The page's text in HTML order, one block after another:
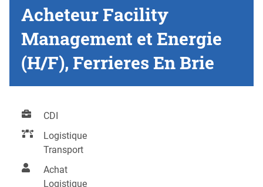
Acheteur Facility
Management et Energie
(H/F), Ferrieres En Brie
CDI
Logistique
Transport
Achat
Logistique